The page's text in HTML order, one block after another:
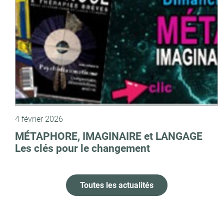
4 février 2026
MÉTAPHORE, IMAGINAIRE et LANGAGE
Les clés pour le changement
Toutes les actualités